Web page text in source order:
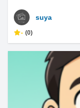
suya
- (0)